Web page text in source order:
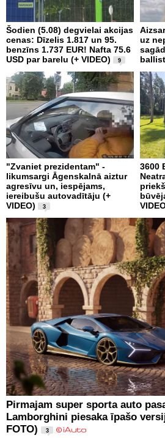
Šodien (5.08) degvielai akcijas
cenas: Dīzelis 1.817 un 95.
benzīns 1.737 EUR! Nafta 75.6
USD par barelu (+ VIDEO)
9
uz
"Zvaniet prezidentam" -
likumsargi Āgenskalnā aiztur
agresīvu un, iespējams,
iereibušu autovadītāju (+
VIDEO)
3
3600
Pirmajam super sporta auto
Lamborghini piesaka īpašo
FOTO)
3